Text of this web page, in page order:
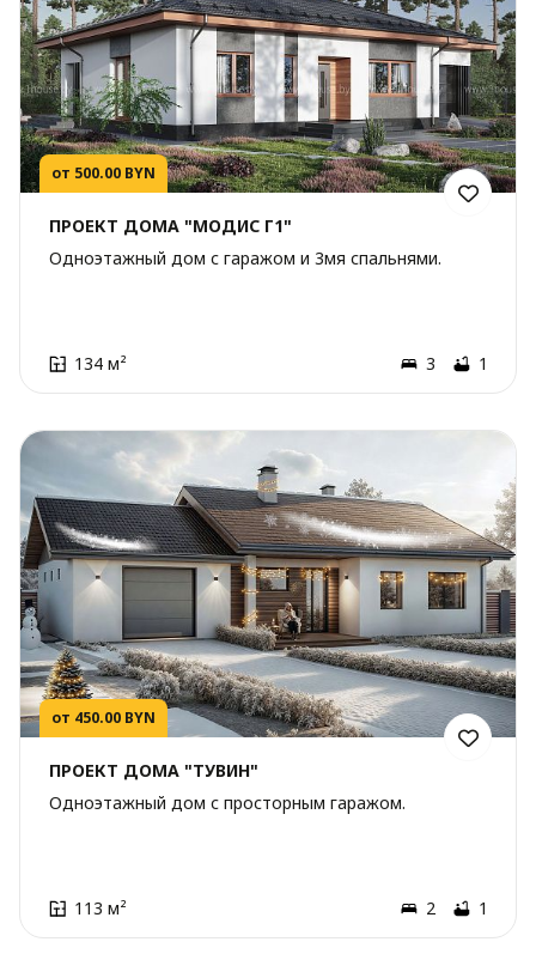
от 500.00 BYN
ПРОЕКТ ДОМА "МОДИС Г1"
Одноэтажный дом с гаражом и 3мя спальнями.
134 м² 3 1
от 450.00 BYN
ПРОЕКТ ДОМА "ТУВИН"
Одноэтажный дом с просторным гаражом.
113 м² 2 1